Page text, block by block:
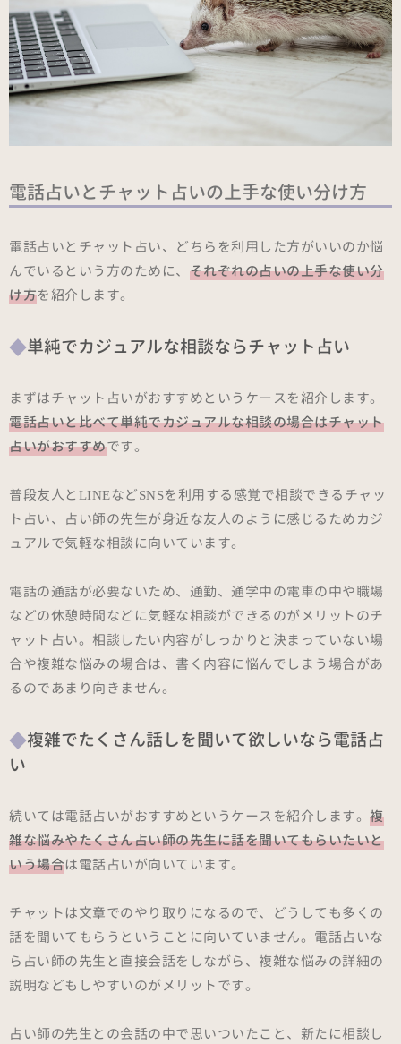
電話占いとチャット占いの上手な使い分け方
電話占いとチャット占い、どちらを利用した方がいいのか悩
んでいるという方のために、 それぞれの占いの上手な使い分
け方を紹介します。
単純でカジュアルな相談ならチャット占い
まずはチャット占いがおすすめというケースを紹介します。
電話占いと比べて単純でカジュアルな相談の場合はチャット
占いがおすすめです。
普段友人とLINEなどSNSを利用する感覚で相談できるチャッ
ト占い、占い師の先生が身近な友人のように感じるためカジ
ュアルで気軽な相談に向いています。
電話の通話が必要ないため、通勤、通学中の電車の中や職場
などの休憩時間などに気軽な相談ができるのがメリットのチ
ャット占い。相談したい内容がしっかりと決まっていない場
合や複雑な悩みの場合は、書く内容に悩んでしまう場合があ
るのであまり向きません。
複雑でたくさん話しを聞いて欲しいなら電話占
い
続いては電話占いがおすすめというケースを紹介します。 複
雑な悩みやたくさん占い師の先生に話を聞いてもらいたいと
いう場合は電話占いが向いています。
チャットは文章でのやり取りになるので、どうしても多くの
話を聞いてもらうということに向いていません。電話占いな
ら占い師の先生と直接会話をしながら、複雑な悩みの詳細の
説明などもしやすいのがメリットです。
占い師の先生との会話の中で思いついたこと、新たに相談し